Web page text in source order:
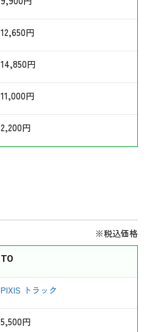
12,650円
14,850円
11,000円
2,200円
※税込価格
T0
PIXIS トラック
5,500円